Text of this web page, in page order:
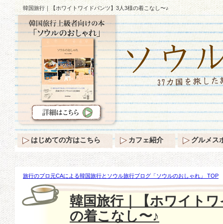
韓国旅行｜【ホワイトワイドパンツ】3人3様の着こなし〜♪
旅行のプロ元CAによる韓国旅行とソウル旅行ブログ「ソウルのおしゃれ」 TOP
トワイドパンツ】3人3様の着こなし〜♪
韓国旅行｜【ホワイト
の着こなし〜♪
はじめての方はこちら カフェ紹介 グルメス